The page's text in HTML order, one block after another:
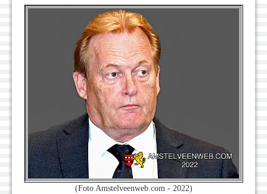
(Foto Amstelveenweb.com - 2022)